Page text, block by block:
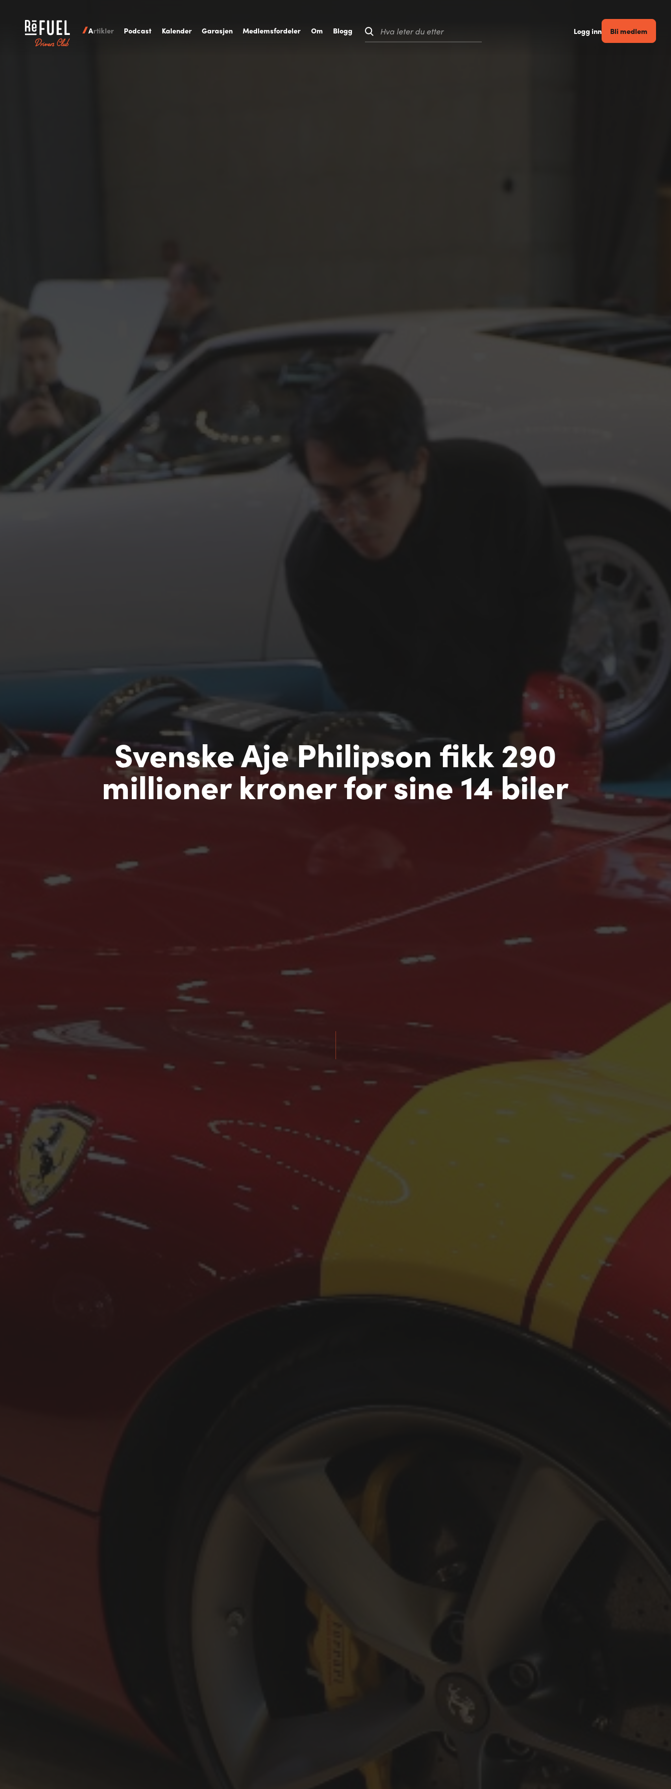
Artikler Podcast Kalender Garasjen Medlemsfordeler Om Blogg Hva leter du etter Logg inn Bli medlem
Svenske Aje Philipson fikk 290
millioner kroner for sine 14 biler